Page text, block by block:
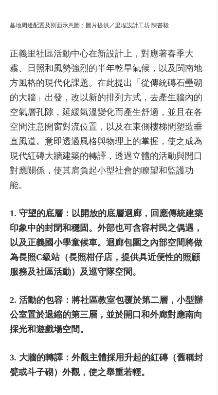
基地周邊配置及剖面示意圖；圖片提供／里埕設計工坊 陳書毅
正義里社區活動中心在新設計上，對應著春季大
霧、日照和風勢強烈的半年乾旱氣候，以及閩南地
方風格的現代化課題。在此提出「從傳統磚石壘砌
的大牆」出發，改以新的排列方式，去產生牆內的
空氣層孔隙，延緩氣溫變化而產生舒適，並且在各
空間注意開窗對流位置，以及在東側樓梯間塑造垂
直風道。意即透過風格與物理上的掌握，使之成為
現代紅磚大牆建築的轉譯，透過立體的活動與開口
對應關係，使其肩負起小型社會的瞭望和監護功
能。
1. 守望的底層：以開放的底層迴廊，回應傳統建築
印象中的封閉和穩固。外部也可含容村民之偶遇，
以及正義國小學童候車。迴廊包圍之內部空間將做
為長照C級站（長照柑仔店，提供具近便性的照顧
服務及社區活動）及巡守隊空間。
2. 活動的包容：將社區教室包覆於第二層，小型辦
公室置於退縮的第三層，並於開口和外廊對應南向
採光和遊戲場空間。
3. 大牆的轉譯：外觀主體採用升起的紅磚（舊稱封
甓或斗子砌）外觀，使之舉重若輕。